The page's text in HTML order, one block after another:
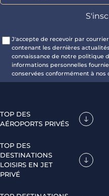
J'accepte de recevoir par
contenant les dernières
connaissance de notre politique
informations personnelles
conservées conformément à nos
TOP DES
AÉROPORTS PRIVÉS
TOP DES
DESTINATIONS
LOISIRS EN JET
PRIVÉ